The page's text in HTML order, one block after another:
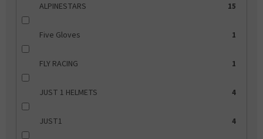
ALPINESTARS 15
Five Gloves 1
FLY RACING 1
JUST 1 HELMETS 4
JUST1 4